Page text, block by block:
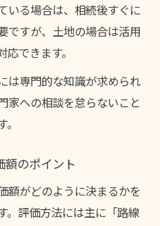
いる場合は、相続後すぐに
ですが、土地の場合は活用
できます。
は専門的な知識が求められ
家への相談を怠らないこと
額のポイント
額がどのように決まるかを
。評価方法には主に「路線